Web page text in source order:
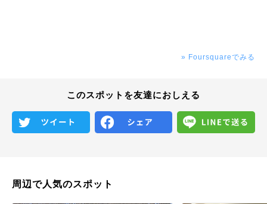
» Foursquareでみる
このスポットを友達におしえる
周辺で人気のスポット